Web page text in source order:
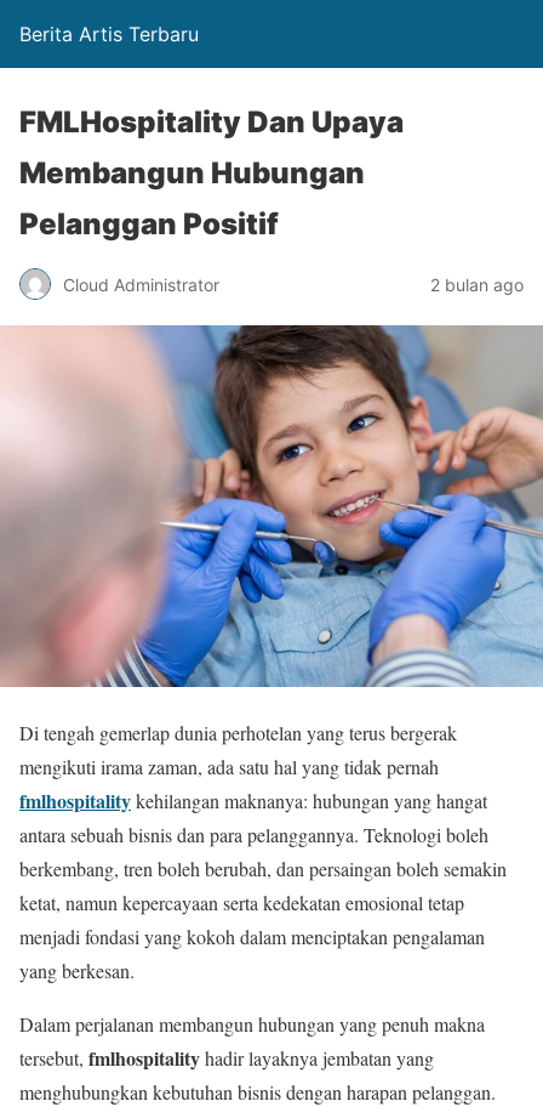
Berita Artis Terbaru
FMLHospitality Dan Upaya
Membangun Hubungan
Pelanggan Positif
Cloud Administrator 2 bulan ago
Di tengah gemerlap dunia perhotelan yang terus bergerak
mengikuti irama zaman, ada satu hal yang tidak pernah
fmlhospitalitykehilangan maknanya: hubungan yang hangat
antara sebuah bisnis dan para pelanggannya. Teknologi boleh
berkembang, tren boleh berubah, dan persaingan boleh semakin
ketat, namun kepercayaan serta kedekatan emosional tetap
menjadi fondasi yang kokoh dalam menciptakan pengalaman
yang berkesan.
Dalam perjalanan membangun hubungan yang penuh makna
tersebut, fmlhospitalityhadir layaknya jembatan yang
menghubungkan kebutuhan bisnis dengan harapan pelanggan.